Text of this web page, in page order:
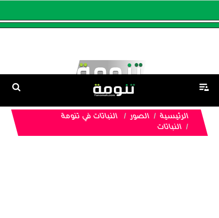
الرئيسية الصور
النباتات في تنومة
النباتات